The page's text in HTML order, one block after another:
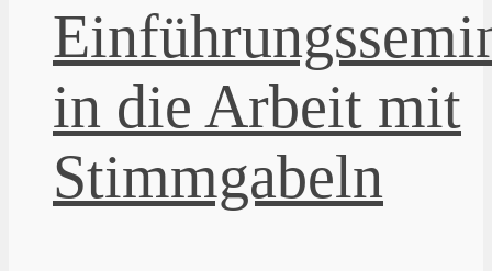
in die Arbeit mit
Stimmgabeln